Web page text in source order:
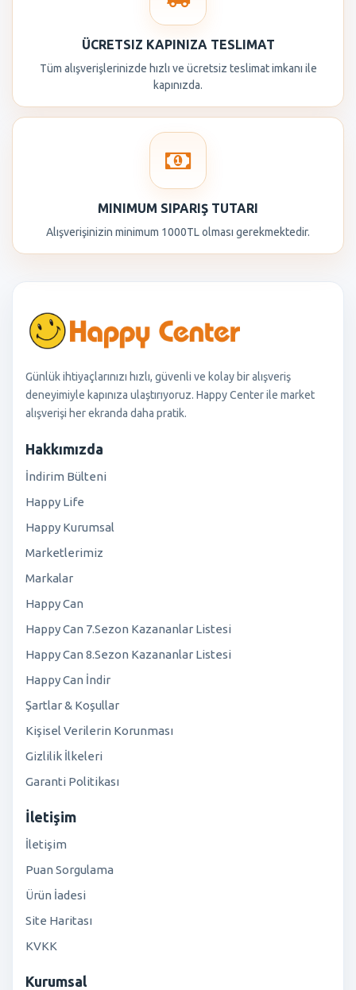
ÜCRETSIZ KAPINIZA TESLIMAT
Tüm alışverişlerinizde hızlı ve ücretsiz teslimat imkanı ile
kapınızda.
MINIMUM SIPARIŞ TUTARI
Alışverişinizin minimum 1000TL olması gerekmektedir.
Günlük ihtiyaçlarınızı hızlı, güvenli ve kolay bir alışveriş
deneyimiyle kapınıza ulaştırıyoruz. Happy Center ile market
alışverişi her ekranda daha pratik.
Hakkımızda
İndirim Bülteni
Happy Life
Happy Kurumsal
Marketlerimiz
Markalar
Happy Can
Happy Can 7.Sezon Kazananlar Listesi
Happy Can 8.Sezon Kazananlar Listesi
Happy Can İndir
Şartlar & Koşullar
Kişisel Verilerin Korunması
Gizlilik İlkeleri
Garanti Politikası
İletişim
İletişim
Puan Sorgulama
Ürün İadesi
Site Haritası
KVKK
Kurumsal